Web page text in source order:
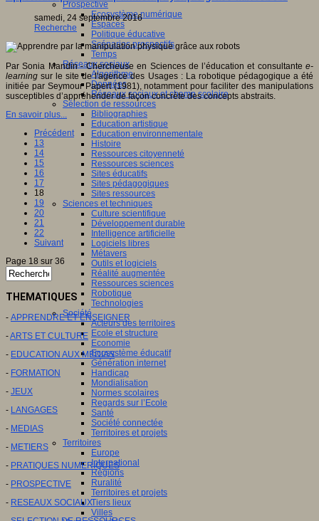
Prospective
Ecosystème numérique
Espaces
Politique éducative
Scénarios prospectifs
Temps
Réseaux sociaux
Algorithme
Données
Réseaux sociaux et champ scolaire
Sélection de ressources
Bibliographies
Education artistique
Education environnementale
Histoire
Ressources citoyenneté
Ressources sciences
Sites éducatifs
Sites pédagogiques
Sites ressources
Sciences et techniques
Culture scientifique
Développement durable
Intelligence artificielle
Logiciels libres
Métavers
Outils et logiciels
Réalité augmentée
Ressources sciences
Robotique
Technologies
Société
Acteurs des territoires
Ecole et structure
Economie
Ecosystème éducatif
Génération internet
Handicap
Mondialisation
Normes scolaires
Regards sur l’Ecole
Santé
Société connectée
Territoires et projets
Territoires
Europe
International
Régions
Ruralité
Territoires et projets
Tiers lieux
Villes
samedi, 24 septembre 2016
Recherche
Par Sonia Mandin - Chercheuse en Sciences de l’éducation et consultante e-
learning sur le site de l'agence des Usages : La robotique pédagogique a été
initiée par Seymour Papert (1981), notamment pour faciliter des manipulations
susceptibles d’appréhender de façon concrète des concepts abstraits.
En savoir plus...
Précédent
13
14
15
16
17
18
19
20
21
22
Suivant
Page 18 sur 36
THEMATIQUES
- APPRENDRE ET ENSEIGNER
-ARTS ET CULTURE
- EDUCATION AUX MEDIAS
- FORMATION
- JEUX
- LANGAGES
- MEDIAS
- METIERS
- PRATIQUES NUMERIQUES
- PROSPECTIVE
- RESEAUX SOCIAUX